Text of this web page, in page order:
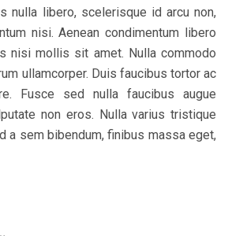
nulla libero, scelerisque id arcu non,
nisi. Aenean condimentum libero
nisi mollis sit amet. Nulla commodo
ullamcorper. Duis faucibus tortor ac
Fusce sed nulla faucibus augue
non eros. Nulla varius tristique
a sem bibendum, finibus massa eget,